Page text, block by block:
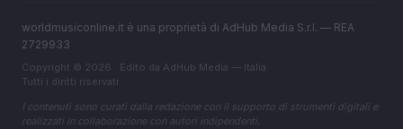
worldmusiconline.it è una proprietà di AdHub Media S.r.l. — REA
2729933
Copyright © 2026 · Edito da AdHub Media — Italia
Tutti i diritti riservati
I contenuti sono curati dalla redazione con il supporto di strumenti digitali e
realizzati in collaborazione con autori indipendenti.